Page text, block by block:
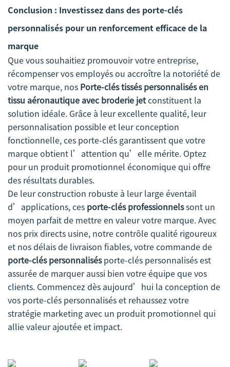
Conclusion : Investissez dans des porte-clés
personnalisés pour un renforcement efficace de la
marque
Que vous souhaitiez promouvoir votre entreprise,
récompenser vos employés ou accroître la notoriété de
votre marque, nos Porte-clés tissés personnalisés en
tissu aéronautique avec broderie jetconstituent la
solution idéale. Grâce à leur excellente qualité, leur
personnalisation possible et leur conception
fonctionnelle, ces porte-clés garantissent que votre
marque obtient l’attention qu’elle mérite. Optez
pour un produit promotionnel économique qui offre
des résultats durables.
De leur construction robuste à leur large éventail
d’applications, ces porte-clés professionnelssont un
moyen parfait de mettre en valeur votre marque. Avec
nos prix directs usine, notre contrôle qualité rigoureux
et nos délais de livraison fiables, votre commande de
porte-clés personnalisésporte-clés personnalisés est
assurée de marquer aussi bien votre équipe que vos
clients. Commencez dès aujourd’hui la conception de
vos porte-clés personnalisés et rehaussez votre
stratégie marketing avec un produit promotionnel qui
allie valeur ajoutée et impact.